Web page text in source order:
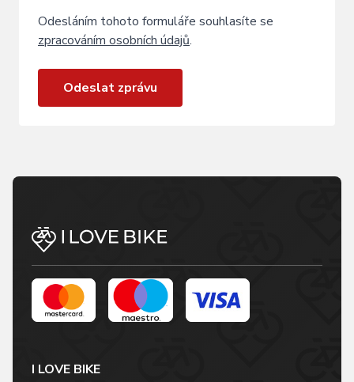
Odesláním tohoto formuláře souhlasíte se
zpracováním osobních údajů.
Odeslat zprávu
I LOVE BIKE